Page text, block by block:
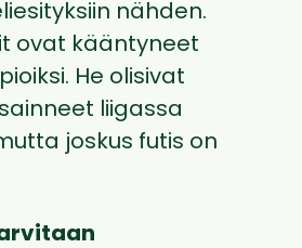
nähden.
ovat kääntyneet
He olisivat
liigassa
joskus futis on